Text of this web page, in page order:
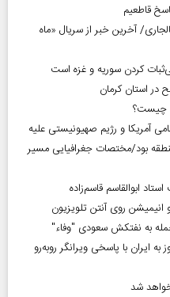
قاطعیم
«پایتخت ۸» در سالجاری/ آخرین خبر از سریال «ماه
کردن سوریه و غزه است
آمریکا و رژیم صهیونیستی علیه
بود/مختصات جغرافیایی مسیر
ابوالقاسم قاسم‌زاده
به نفتکش سعودی "وفاء"
ایران با پاسخی ویرانگر روبه‌رو
شد